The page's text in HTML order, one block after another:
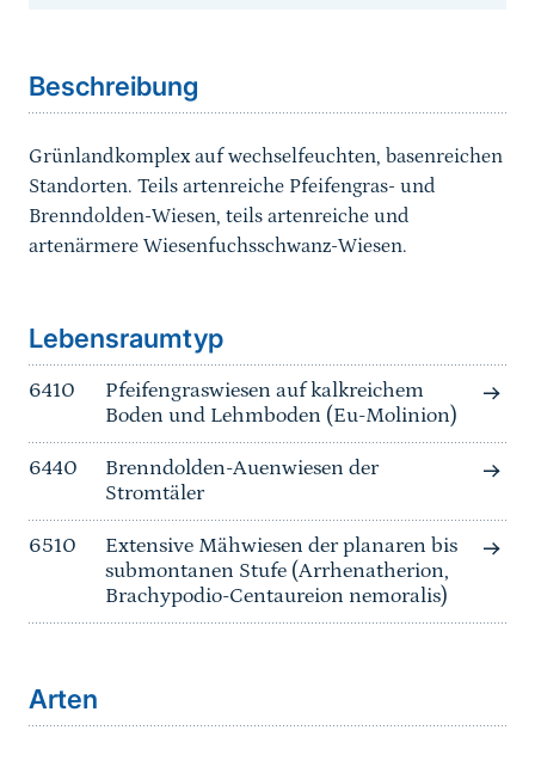
Beschreibung
Grünlandkomplex auf wechselfeuchten, basenreichen
Standorten. Teils artenreiche Pfeifengras- und
Brenndolden-Wiesen, teils artenreiche und
artenärmere Wiesenfuchsschwanz-Wiesen.
Lebensraumtyp
6410
Pfeifengraswiesen auf kalkreichem
Boden und Lehmboden (Eu-Molinion)
6440
Brenndolden-Auenwiesen der
Stromtäler
6510
Extensive Mähwiesen der planaren bis
submontanen Stufe (Arrhenatherion,
Brachypodio-Centaureion nemoralis)
Arten